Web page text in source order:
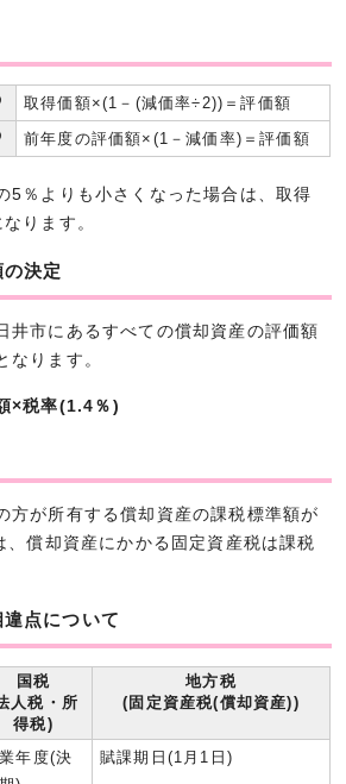
取得価額×(1－(減価率÷2))＝評価額
前年度の評価額×(1－減価率)＝評価額
％よりも小さくなった場合は、取得
ります。
決定
市にあるすべての償却資産の評価額
なります。
×税率(1.4％)
が所有する償却資産の課税標準額が
、償却資産にかかる固定資産税は課税
点について
国税
人税・所
得税)
地方税
(固定資産税(償却資産))
年度(決
賦課期日(1月1日)